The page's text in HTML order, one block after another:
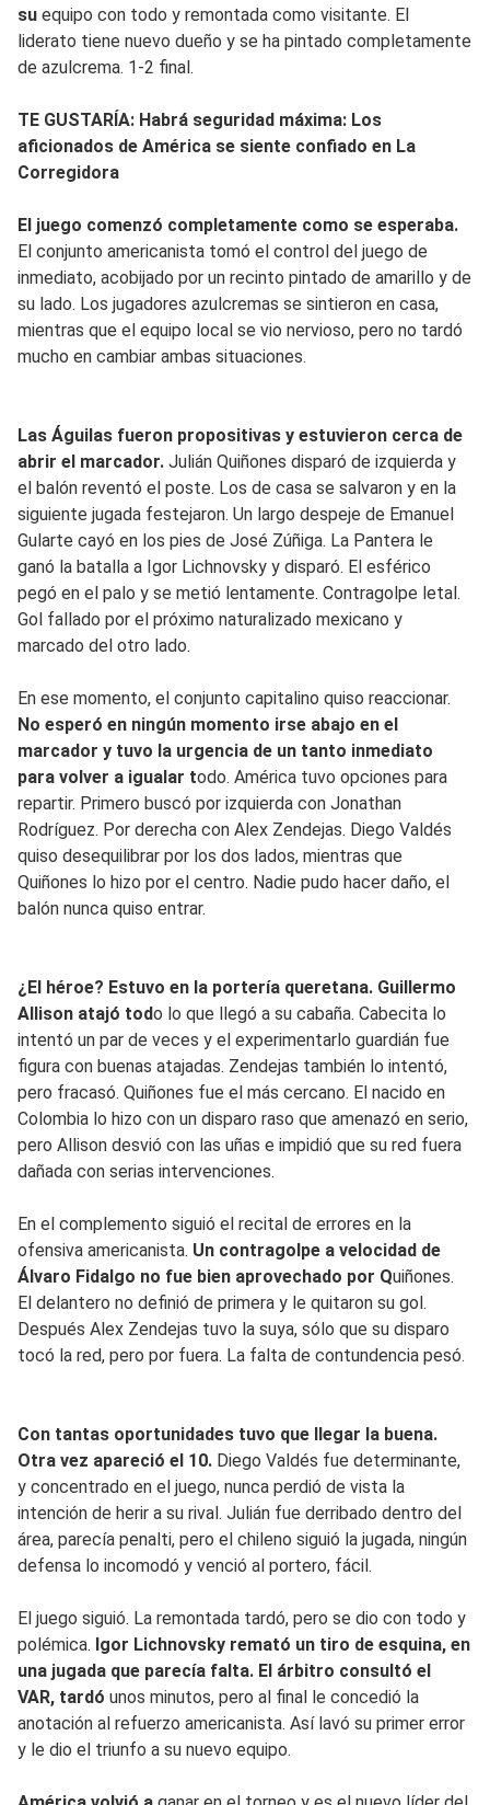
su equipo con todo y remontada como visitante. El
liderato tiene nuevo dueño y se ha pintado completamente
de azulcrema. 1-2 final.
TE GUSTARÍA: Habrá seguridad máxima: Los
aficionados de América se siente confiado en La
Corregidora
El juego comenzó completamente como se esperaba.
El conjunto americanista tomó el control del juego de
inmediato, acobijado por un recinto pintado de amarillo y de
su lado. Los jugadores azulcremas se sintieron en casa,
mientras que el equipo local se vio nervioso, pero no tardó
mucho en cambiar ambas situaciones.
Las Águilas fueron propositivas y estuvieron cerca de
abrir el marcador. Julián Quiñones disparó de izquierda y
el balón reventó el poste. Los de casa se salvaron y en la
siguiente jugada festejaron. Un largo despeje de Emanuel
Gularte cayó en los pies de José Zúñiga. La Pantera le
ganó la batalla a Igor Lichnovsky y disparó. El esférico
pegó en el palo y se metió lentamente. Contragolpe letal.
Gol fallado por el próximo naturalizado mexicano y
marcado del otro lado.
En ese momento, el conjunto capitalino quiso reaccionar.
No esperó en ningún momento irse abajo en el
marcador y tuvo la urgencia de un tanto inmediato
para volver a igualar todo. América tuvo opciones para
repartir. Primero buscó por izquierda con Jonathan
Rodríguez. Por derecha con Alex Zendejas. Diego Valdés
quiso desequilibrar por los dos lados, mientras que
Quiñones lo hizo por el centro. Nadie pudo hacer daño, el
balón nunca quiso entrar.
¿El héroe? Estuvo en la portería queretana. Guillermo
Allison atajó todo lo que llegó a su cabaña. Cabecita lo
intentó un par de veces y el experimentarlo guardián fue
figura con buenas atajadas. Zendejas también lo intentó,
pero fracasó. Quiñones fue el más cercano. El nacido en
Colombia lo hizo con un disparo raso que amenazó en serio,
pero Allison desvió con las uñas e impidió que su red fuera
dañada con serias intervenciones.
En el complemento siguió el recital de errores en la
ofensiva americanista. Un contragolpe a velocidad de
Álvaro Fidalgo no fue bien aprovechado por Quiñones.
El delantero no definió de primera y le quitaron su gol.
Después Alex Zendejas tuvo la suya, sólo que su disparo
tocó la red, pero por fuera. La falta de contundencia pesó.
Con tantas oportunidades tuvo que llegar la buena.
Otra vez apareció el 10. Diego Valdés fue determinante,
y concentrado en el juego, nunca perdió de vista la
intención de herir a su rival. Julián fue derribado dentro del
área, parecía penalti, pero el chileno siguió la jugada, ningún
defensa lo incomodó y venció al portero, fácil.
El juego siguió. La remontada tardó, pero se dio con todo y
polémica. Igor Lichnovsky remató un tiro de esquina, en
una jugada que parecía falta. El árbitro consultó el
VAR, tardó unos minutos, pero al final le concedió la
anotación al refuerzo americanista. Así lavó su primer error
y le dio el triunfo a su nuevo equipo.